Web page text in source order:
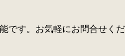
です。お気軽にお問合せくだ